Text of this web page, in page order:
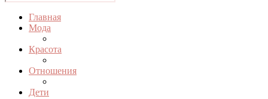
Главная
Мода
Красота
Отношения
Дети